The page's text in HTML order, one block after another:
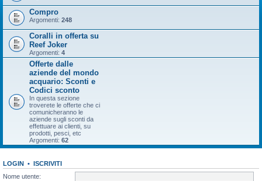
Compro
Argomenti: 248
Coralli in offerta su
Reef Joker
Argomenti: 4
Offerte dalle
aziende del mondo
acquario: Sconti e
Codici sconto
In questa sezione
troverete le offerte che ci
comunicheranno le
aziende sugli sconti da
effettuare ai clienti, su
prodotti, pesci, etc
Argomenti: 62
LOGIN • ISCRIVITI
Nome utente: